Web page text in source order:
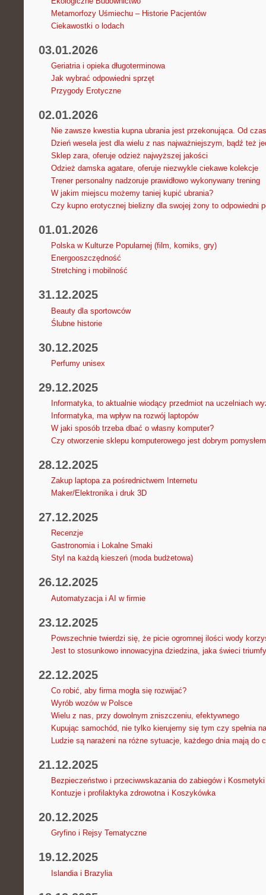
Metamorfozy Uśmiechu – Historie Pacjentów
Ciekawostki o lodach
03.01.2026
Geriatria i opieka długoterminowa
Jak wybrać odpowiedni sprzęt
Przygody Erotyczne
02.01.2026
Nie zawsze kwestia kupna ubrania jest przekonująca. Od
Dzień wesela jest dla wielu z nas najważniejszym, bądź też
Sklep zara, oferuje odzież najwyższej jakości
Odzież damska agatare, oferuje niezwykle ciekawe kolekcje
Trener personalny nadzoruje prawidłowo wykonywany trening
W jakim miejscu możemy taniej kupić ubrania?
Czy kupno erotycznej bielizny dla swojej żony to odpowiedni
01.01.2026
Polska w Kulturze Popularnej (film, komiks, gry)
Energooszczędność
Stretching i mobilność
31.12.2025
Beauty dla sportowców
Ślubne historie
30.12.2025
Perfumy unisex
29.12.2025
Informatyka, to aktualnie wiodący przedmiot na uczelniach
Informatyka, ma wpływ na rozwój laptopów
W jaki sposób trzeba dbać o własny komputer?
Czy otworzenie sklepu komputerowego jest dobrym
28.12.2025
Zakup laptopa za pośrednictwem Internetu
Maker/Elektronika i druk 3D
27.12.2025
Recenzje
Gastronomia i Lokalne Smaki
Styl na każdą kieszeń (moda budżetowa)
26.12.2025
Automatyzacja i AI w firmie
23.12.2025
Powszechnie twierdzi się, że picie ogromnej ilości wody
Jest to stosunkowo innowacyjna dziedzina, jaka świeci
22.12.2025
Co robić, aby firma mogła się rozwijać?
Wyrób wozów w Polsce
Wielu z nas, przy dowolnym zniszczeniu, efektywnego
Kupując samochód, nie tylko kierujemy się tym czy spełnia
Ludzie są narażeni na różne sytuacje, każdego dnia mają do
21.12.2025
Bezpieczeństwo i przeciwwskazania do zabiegów i
Kontuzje i profilaktyka zdrowotna i Koszykówka
20.12.2025
Gryfino i Rejsy Tematyczne
19.12.2025
Islandia i Brazylia